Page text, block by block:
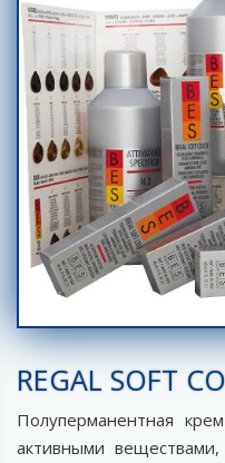
REGAL SOFT
Полуперманентная
активными